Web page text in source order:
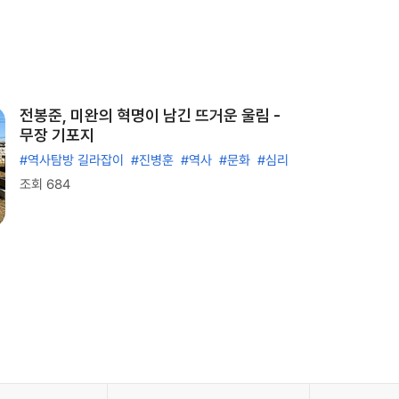
전봉준, 미완의 혁명이 남긴 뜨거운 울림 -
무장 기포지
#역사탐방 길라잡이 #진병훈 #역사 #문화 #심리
조회 684